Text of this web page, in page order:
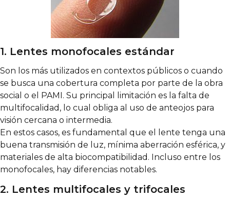
1. Lentes monofocales estándar
Son los más utilizados en contextos públicos o cuando
se busca una cobertura completa por parte de la obra
social o el PAMI. Su principal limitación es la falta de
multifocalidad, lo cual obliga al uso de anteojos para
visión cercana o intermedia.
En estos casos, es fundamental que el lente tenga una
buena transmisión de luz, mínima aberración esférica, y
materiales de alta biocompatibilidad. Incluso entre los
monofocales, hay diferencias notables.
2. Lentes multifocales y trifocales